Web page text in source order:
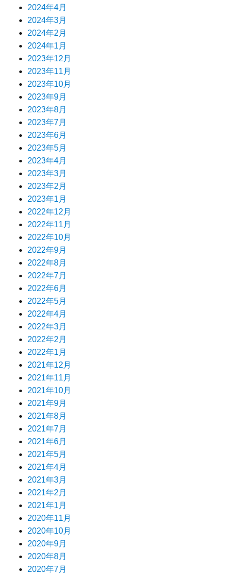
2024年4月
2024年3月
2024年2月
2024年1月
2023年12月
2023年11月
2023年10月
2023年9月
2023年8月
2023年7月
2023年6月
2023年5月
2023年4月
2023年3月
2023年2月
2023年1月
2022年12月
2022年11月
2022年10月
2022年9月
2022年8月
2022年7月
2022年6月
2022年5月
2022年4月
2022年3月
2022年2月
2022年1月
2021年12月
2021年11月
2021年10月
2021年9月
2021年8月
2021年7月
2021年6月
2021年5月
2021年4月
2021年3月
2021年2月
2021年1月
2020年11月
2020年10月
2020年9月
2020年8月
2020年7月